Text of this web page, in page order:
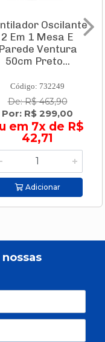
Oscilante
2 Em 1 Mesa E
Parede Ventura
50cm Preto...
Código: 732249
De: R$ 463,90
Por: R$ 299,00
em 7x de R$
42,71
Adicionar